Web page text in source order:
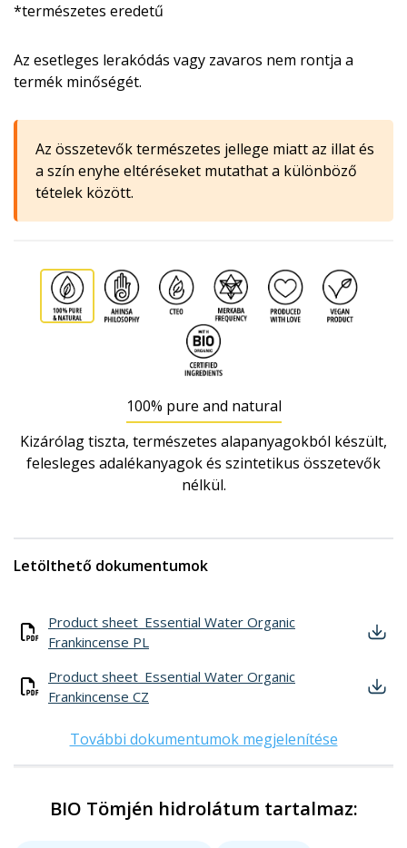
*természetes eredetű
Az esetleges lerakódás vagy zavaros nem rontja a
termék minőségét.
Az összetevők természetes jellege miatt az illat és
a szín enyhe eltéréseket mutathat a különböző
tételek között.
100% pure and natural
Kizárólag tiszta, természetes alapanyagokból készült,
felesleges adalékanyagok és szintetikus összetevők
nélkül.
Letölthető dokumentumok
Product sheet_Essential Water Organic
Frankincense PL
Product sheet_Essential Water Organic
Frankincense CZ
További dokumentumok megjelenítése
BIO Tömjén hidrolátum tartalmaz: